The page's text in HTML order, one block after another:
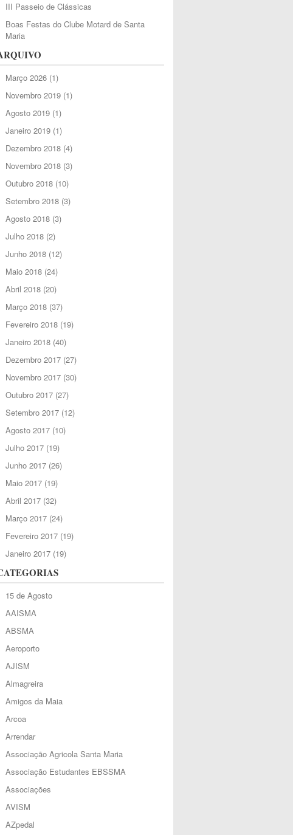
III Passeio de Clássicas
Boas Festas do Clube Motard de Santa
Maria
Março 2026(1)
Novembro 2019(1)
Agosto 2019(1)
Janeiro 2019(1)
Dezembro 2018(4)
Novembro 2018(3)
Outubro 2018(10)
Setembro 2018(3)
Agosto 2018(3)
Julho 2018(2)
Junho 2018(12)
Maio 2018(24)
Abril 2018(20)
Março 2018(37)
Fevereiro 2018(19)
Janeiro 2018(40)
Dezembro 2017(27)
Novembro 2017(30)
Outubro 2017(27)
Setembro 2017(12)
Agosto 2017(10)
Julho 2017(19)
Junho 2017(26)
Maio 2017(19)
Abril 2017(32)
Março 2017(24)
Fevereiro 2017(19)
Janeiro 2017(19)
15 de Agosto
AAISMA
ABSMA
Aeroporto
AJISM
Almagreira
Amigos da Maia
Arcoa
Arrendar
Associação Agricola Santa Maria
Associação Estudantes EBSSMA
Associações
AVISM
AZpedal